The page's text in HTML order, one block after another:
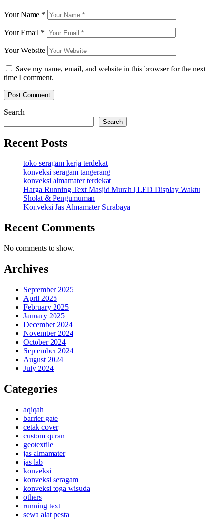
Your Name *
Your Email *
Your Website
Save my name, email, and website in this browser for the next
time I comment.
Search
Search
Recent Posts
toko seragam kerja terdekat
konveksi seragam tangerang
konveksi almamater terdekat
Harga Running Text Masjid Murah | LED Display Waktu
Sholat & Pengumuman
Konveksi Jas Almamater Surabaya
Recent Comments
No comments to show.
Archives
September 2025
April 2025
February 2025
January 2025
December 2024
November 2024
October 2024
September 2024
August 2024
July 2024
Categories
aqiqah
barrier gate
cetak cover
custom quran
geotextile
jas almamater
jas lab
konveksi
konveksi seragam
konveksi toga wisuda
others
running text
sewa alat pesta